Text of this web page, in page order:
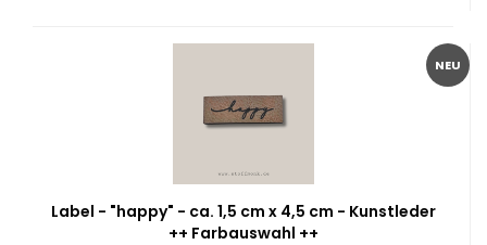
NEU
Label - "happy" - ca. 1,5 cm x 4,5 cm - Kunstleder
++ Farbauswahl ++